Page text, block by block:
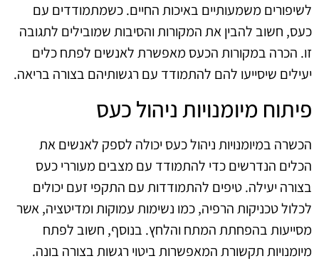
לשיפורים משמעותיים באיכות החיים. כשמתמודדים עם
כעס, חשוב להבין את המקורות והסיבות שמובילים לתגובה
זו. הכרה במקורות הכעס מאפשרת לאנשים לפתח כלים
יעילים שיסייעו להם להתמודד עם רגשותיהם בצורה בריאה.
פיתוח מיומנויות ניהול כעס
הכשרה במיומנויות ניהול כעס יכולה לספק לאנשים את
הכלים הנדרשים כדי להתמודד עם מצבים מעוררי כעס
בצורה יעילה. טיפים להתמודדות עם התקפי זעם יכולים
לכלול טכניקות הרפיה, כמו נשימות עמוקות ומדיטציה, אשר
מסייעות בהפחתת המתח והלחץ. בנוסף, חשוב לפתח
מיומנויות תקשורת המאפשרות ביטוי רגשות בצורה בונה.